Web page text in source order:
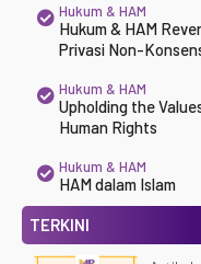
Hukum & HAM
Hukum & HAM
Privasi Non-
Hukum & HAM
Upholding the
Human Rights
Hukum & HAM
HAM dalam Islam
TERKINI